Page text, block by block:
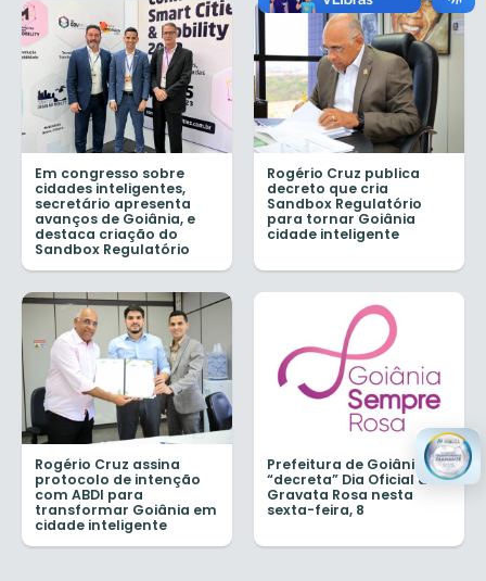
Em congresso sobre
cidades inteligentes,
secretário apresenta
avanços de Goiânia, e
destaca criação do
Sandbox Regulatório
Rogério Cruz publica
decreto que cria
Sandbox Regulatório
para tornar Goiânia
cidade inteligente
Rogério Cruz assina
protocolo de intenção
com ABDI para
transformar Goiânia em
cidade inteligente
Prefeitura de Goiânia
“decreta” Dia Oficial da
Gravata Rosa nesta
sexta-feira, 8